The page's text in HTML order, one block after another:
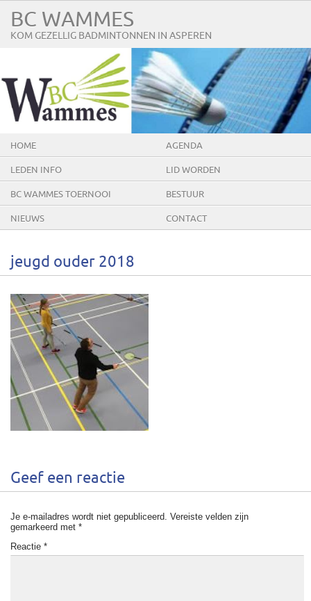
BC WAMMES
KOM GEZELLIG BADMINTONNEN IN ASPEREN
HOME AGENDA
LEDEN INFO LID WORDEN
BC WAMMES TOERNOOI BESTUUR
NIEUWS CONTACT
jeugd ouder 2018
Geef een reactie
Je e-mailadres wordt niet gepubliceerd. Vereiste velden zijn
gemarkeerd met *
Reactie *